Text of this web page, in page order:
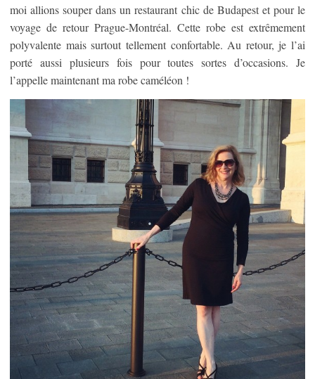
moi allions souper dans un restaurant chic de Budapest et pour le
voyage de retour Prague-Montréal. Cette robe est extrêmement
polyvalente mais surtout tellement confortable. Au retour, je l’ai
porté aussi plusieurs fois pour toutes sortes d’occasions. Je
l’appelle maintenant ma robe caméléon !